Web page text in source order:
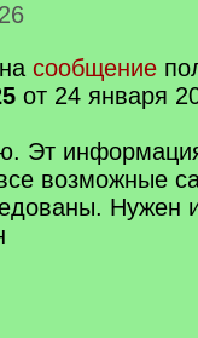
сообщение
от 24 января
Эт
возможные
Нужен